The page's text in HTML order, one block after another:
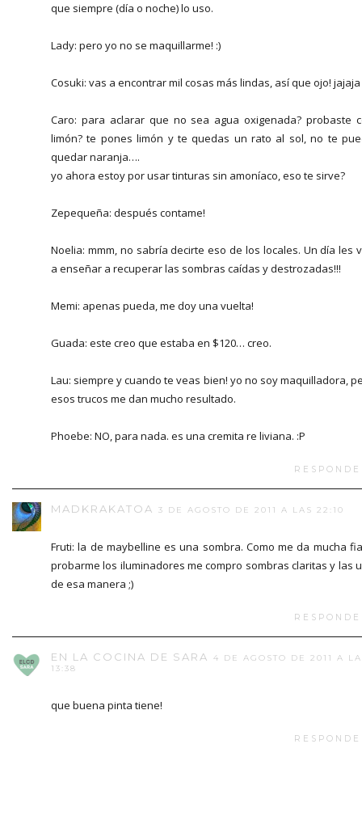
que siempre (día o noche) lo uso.
Lady: pero yo no se maquillarme! :)
Cosuki: vas a encontrar mil cosas más lindas, así que ojo! jajaja
Caro: para aclarar que no sea agua oxigenada? probaste
limón? te pones limón y te quedas un rato al sol, no te
quedar naranja….
yo ahora estoy por usar tinturas sin amoníaco, eso te sirve?
Zepequeña: después contame!
Noelia: mmm, no sabría decirte eso de los locales. Un día les
a enseñar a recuperar las sombras caídas y destrozadas!!!
Memi: apenas pueda, me doy una vuelta!
Guada: este creo que estaba en $120… creo.
Lau: siempre y cuando te veas bien! yo no soy maquilladora,
esos trucos me dan mucho resultado.
Phoebe: NO, para nada. es una cremita re liviana. :P
MADKRAKATOA 3 DE AGOSTO DE 2011 A LAS 22:10
Fruti: la de maybelline es una sombra. Como me da mucha
probarme los iluminadores me compro sombras claritas y las
de esa manera ;)
EN LA COCINA DE SARA
4 DE AGOSTO DE 2011 A
13:38
que buena pinta tiene!